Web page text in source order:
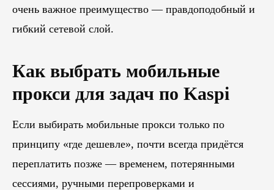
очень важное преимущество — правдоподобный и
гибкий сетевой слой.
Как выбрать мобильные
прокси для задач по Kaspi
Если выбирать мобильные прокси только по
принципу «где дешевле», почти всегда придётся
переплатить позже — временем, потерянными
сессиями, ручными перепроверками и